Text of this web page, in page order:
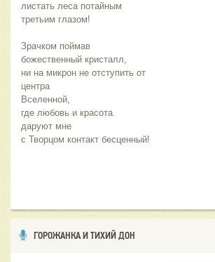
листать леса потайным
третьим глазом!
Зрачком поймав
божественный кристалл,
ни на микрон не отступить от
центра
Вселенной,
где любовь и красота
даруют мне
с Творцом контакт бесценный!
ГОРОЖАНКА И ТИХИЙ ДОН